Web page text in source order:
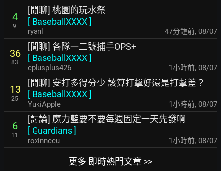
4
9
[閒聊] 桃園的玩水祭
[ BaseballXXXX]
ryanl 48分鐘前, 08/07
36
83
[閒聊] 各隊一二號捕手OPS+
[ BaseballXXXX]
cplusplus426 1小時前, 08/07
13
25
[閒聊] 安打多得分少 該算打擊好還是打擊差？
[ BaseballXXXX]
YukiApple 1小時前, 08/07
6
11
[討論] 魔力藍要不要每週固定一天先發啊
[ Guardians]
roxinnccu 1小時前, 08/07
更多 即時熱門文章 >>